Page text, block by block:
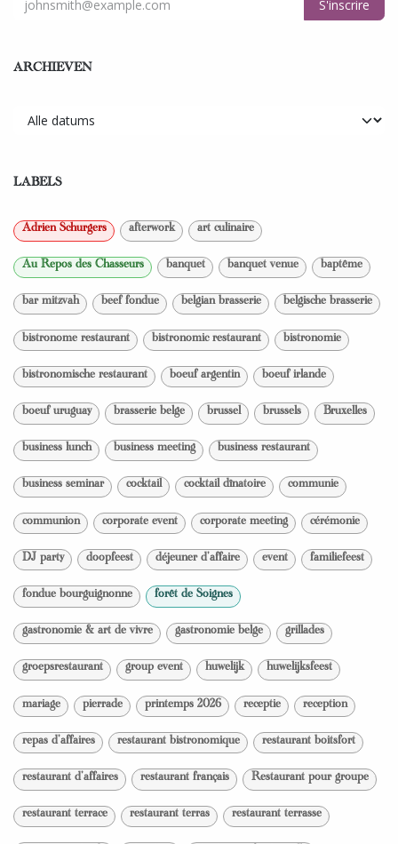
S'inscrire
ARCHIEVEN
LABELS
Adrien Schurgers afterwork art culinaire
Au Repos des Chasseurs banquet banquet venue baptême
bar mitzvah beef fondue belgian brasserie belgische brasserie
bistronome restaurant bistronomic restaurant bistronomie
bistronomische restaurant boeuf argentin boeuf irlande
boeuf uruguay brasserie belge brussel brussels Bruxelles
business lunch business meeting business restaurant
business seminar cocktail cocktail dînatoire communie
communion corporate event corporate meeting cérémonie
DJ party doopfeest déjeuner d'affaire event familiefeest
fondue bourguignonne forêt de Soignes
gastronomie & art de vivre gastronomie belge grillades
groepsrestaurant group event huwelijk huwelijksfeest
mariage pierrade printemps 2026 receptie reception
repas d'affaires restaurant bistronomique restaurant boitsfort
restaurant d'affaires restaurant français Restaurant pour groupe
restaurant terrace restaurant terras restaurant terrasse